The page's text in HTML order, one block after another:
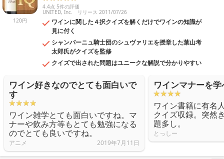
120円
4.4点 5件の評価
UNITED, Inc. リリース 2011/07/26
ワインに関した４択クイズを解くだけでワインの知識が
見に付く
シャンパーニュ騎士団のシュヴァリエを授章した葉山考
太郎氏がクイズを監修
クイズで出された問題はユニークな解説で分かりやすい
ワイン好きなのでとても面白いで
す
ワイン雑学とても面白いですね。マ
ナーや飲み方等もとても勉強になる
のでとても良いですね。
アニメ 2019年7月11日
ワインマナーを学
ワイン書籍に有名
クイズ収録。突然
題多し。
とっしー